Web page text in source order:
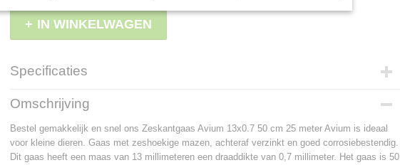
IN WINKELWAGEN
Specificaties
Productcode
EAN code
Productcode leverancier
N1307050
Omschrijving
Bestel gemakkelijk en snel ons Zeskantgaas Avium 13x0.7 50 cm 25 meter Avium is ideaal
voor kleine dieren. Gaas met zeshoekige mazen, achteraf verzinkt en goed corrosiebestendig.
Dit gaas heeft een maas van 13 millimeteren een draaddikte van 0,7 millimeter. Het gaas is 50